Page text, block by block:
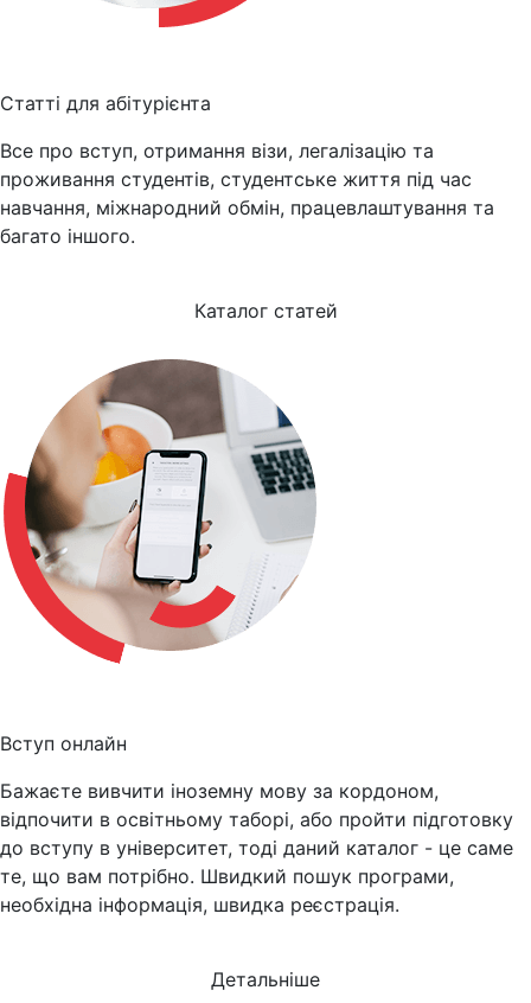
Статті для абітурієнта
Все про вступ, отримання візи, легалізацію та
проживання студентів, студентське життя під час
навчання, міжнародний обмін, працевлаштування та
багато іншого.
Каталог статей
Вступ онлайн
Бажаєте вивчити іноземну мову за кордоном,
відпочити в освітньому таборі, або пройти підготовку
до вступу в університет, тоді даний каталог - це саме
те, що вам потрібно. Швидкий пошук програми,
необхідна інформація, швидка реєстрація.
Детальніше